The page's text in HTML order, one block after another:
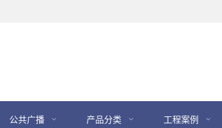
公共广播 产品分类 工程案例